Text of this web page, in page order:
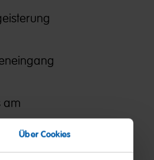
Über Cookies
am